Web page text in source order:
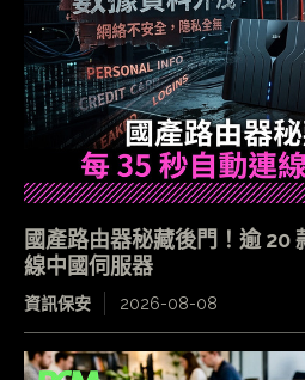
國產路由器秘藏後門！逾 20
線中國伺服器
資訊保安 2026-08-08